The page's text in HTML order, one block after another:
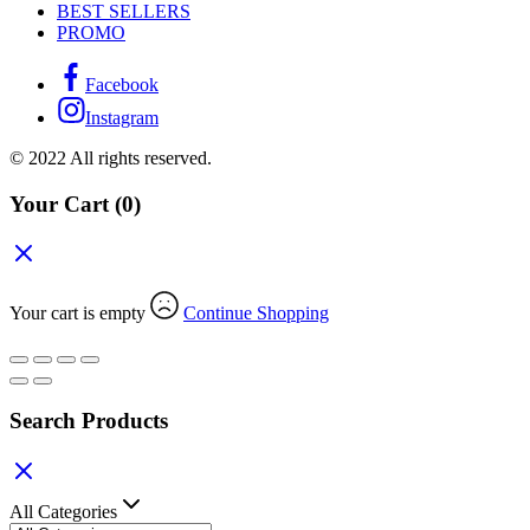
BEST SELLERS
PROMO
Facebook
Instagram
© 2022 All rights reserved.
Your Cart (0)
Your cart is empty Continue Shopping
Search Products
All Categories